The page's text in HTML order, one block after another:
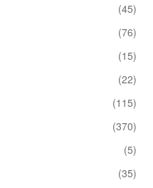
(45)
(76)
(15)
(22)
(115)
(370)
(5)
(35)